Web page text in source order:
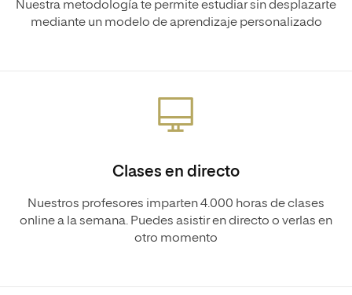
Nuestra metodología te permite estudiar sin desplazarte
mediante un modelo de aprendizaje personalizado
Clases en directo
Nuestros profesores imparten 4.000 horas de clases
online a la semana. Puedes asistir en directo o verlas en
otro momento